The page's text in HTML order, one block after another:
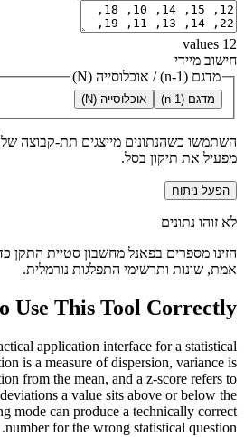
12
values
חישוב מיידי
מדגם (n-1)
/ אוכלוסייה (N)
מדגם (n-1) אוכלוסייה (N)
השתמשו כשהנתונים מייצגים תת-קבוצה של
מפעיל את תיקון בסל.
הפעל ניתוח
לא זוהו נתונים
הזינו מספרים בפאנל מחשבון סטיית התקן
אמת, שונות ותרשימי התפלגות נורמלית.
Use This Tool Correctly
application interface for a statistical
is a measure of dispersion, variance is
from the mean, and a z-score refers to
a value sits above or below the
mode can produce a technically correct
number for the wrong statistical question.